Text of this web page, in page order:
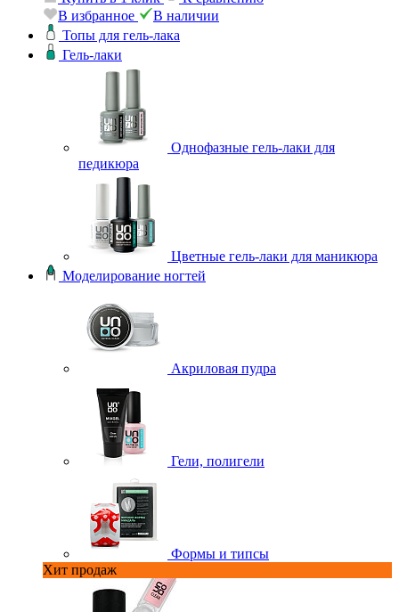
В избранное
В наличии
Топы для гель-лака
Гель-лаки
Однофазные гель-лаки для
педикюра
Цветные гель-лаки для маникюра
Моделирование ногтей
Акриловая пудра
Гели, полигели
Формы и типсы
Хит продаж